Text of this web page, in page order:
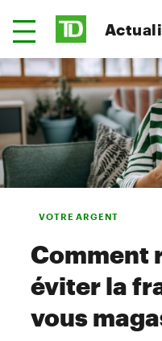
VOTRE ARGENT
Comment
éviter la
vous